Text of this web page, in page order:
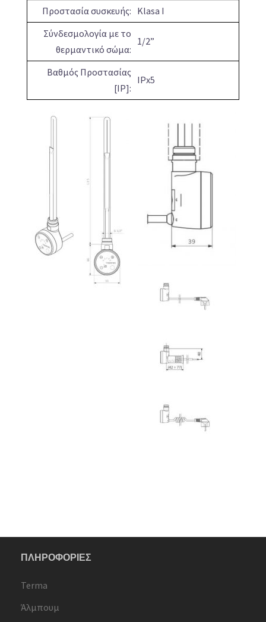
Προστασία συσκευής: Klasa I
Σύνδεσμολογία με το
θερμαντικό σώμα:
1/2”
Βαθμός Προστασίας
[IP]:
IPx5
ΠΛΗΡΟΦΟΡΙΕΣ
Terma
Άλμπουμ